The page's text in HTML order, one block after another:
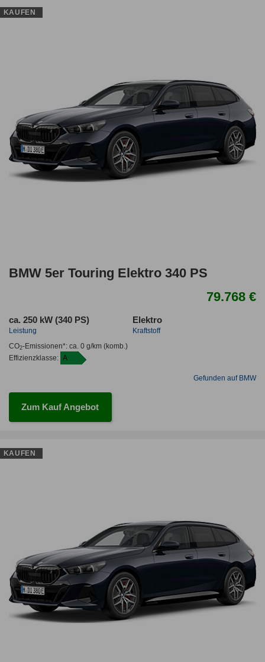
BMW 5er Touring Elektro 340 PS
79.768 €
ca. 250 kW (340 PS)
Leistung
Elektro
Kraftstoff
CO2-Emissionen*: ca. 0 g/km(komb.)
Effizienzklasse: A
Gefunden auf BMW
Zum Kauf Angebot
KAUFEN
KAUFEN